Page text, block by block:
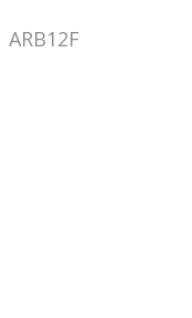
ARB12F